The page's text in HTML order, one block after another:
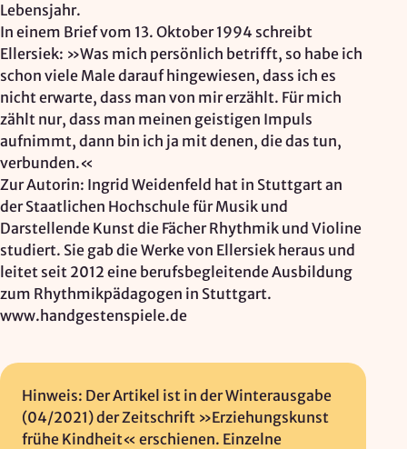
Lebensjahr.
In einem Brief vom 13. Oktober 1994 schreibt
Ellersiek: »Was mich persönlich betrifft, so habe ich
schon viele Male darauf hingewiesen, dass ich es
nicht erwarte, dass man von mir erzählt. Für mich
zählt nur, dass man meinen geistigen Impuls
aufnimmt, dann bin ich ja mit denen, die das tun,
verbunden.«
Zur Autorin: Ingrid Weidenfeld hat in Stuttgart an
der Staatlichen Hochschule für Musik und
Darstellende Kunst die Fächer Rhythmik und Violine
studiert. Sie gab die Werke von Ellersiek heraus und
leitet seit 2012 eine berufsbegleitende Ausbildung
zum Rhythmikpädagogen in Stuttgart.
www.handgestenspiele.de
Hinweis: Der Artikel ist in der Winterausgabe
(04/2021) der Zeitschrift »Erziehungskunst
frühe Kindheit« erschienen. Einzelne